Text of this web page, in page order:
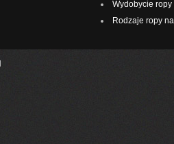
Wydobycie
Rodzaje ropy